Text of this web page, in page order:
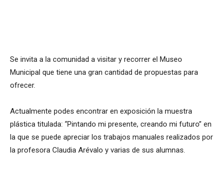
Se invita a la comunidad a visitar y recorrer el Museo
Municipal que tiene una gran cantidad de propuestas para
ofrecer.
Actualmente podes encontrar en exposición la muestra
plástica titulada: “Pintando mi presente, creando mi futuro” en
la que se puede apreciar los trabajos manuales realizados por
la profesora Claudia Arévalo y varias de sus alumnas.